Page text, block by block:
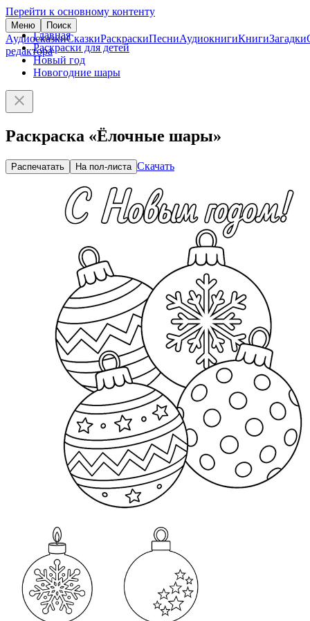
Перейти к основному контенту
Меню Поиск
АудиосказкиСказкиРаскраскиПесниАудиокнигиКнигиЗагадки
редактора
Главная
Раскраски для детей
Новый год
Новогодние шары
Раскраска «Ёлочные шары»
Распечатать На пол-листа Скачать